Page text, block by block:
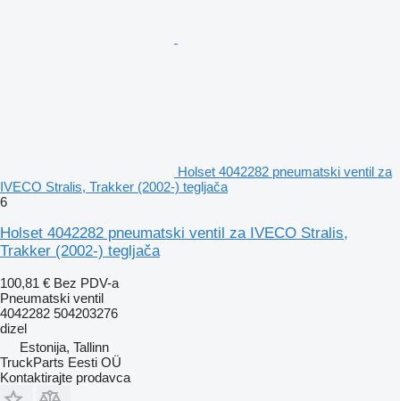
Holset 4042282 pneumatski ventil za
IVECO Stralis, Trakker (2002-) tegljača
6
Holset 4042282 pneumatski ventil za IVECO Stralis,
Trakker (2002-) tegljača
100,81 € Bez PDV-a
Pneumatski ventil
4042282 504203276
dizel
Estonija, Tallinn
TruckParts Eesti OÜ
Kontaktirajte prodavca